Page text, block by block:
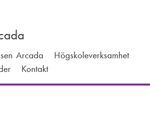
Arcada
Högskoleverksamhet
Kontakt